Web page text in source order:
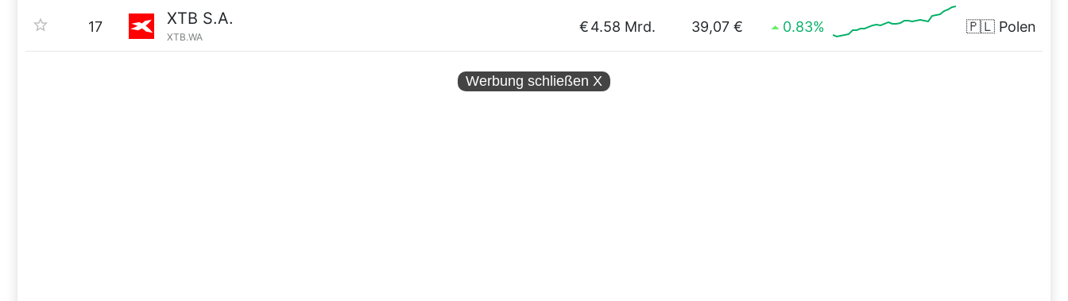
17 XTB S.A.
XTB.WA
€4.58 Mrd. 39,07 € 0.83% 🇵🇱 Polen
Werbung schließen X